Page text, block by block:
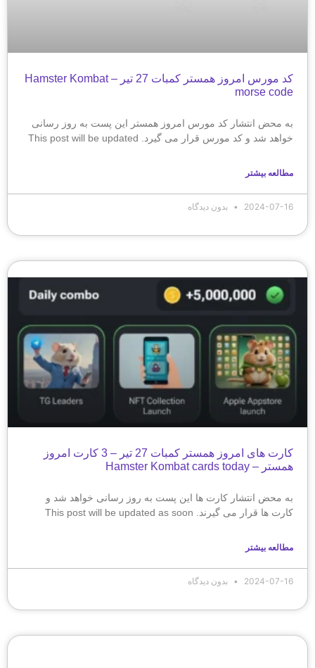
کد مورس امروز همستر کمبات 27 تیر – Hamster Kombat
morse code
به محض انتشار کد مورس امروز همستر این پست به روز رسانی
خواهد شد و کد مورس قرار می گیرد. This post will be updated
مطالعه بیشتر
2024-07-16 بدون دیدگاه
کارت های امروز همستر کمبات 27 تیر – 3 کارت امروز
همستر – Hamster Kombat cards today
به محض انتشار کارت ها این پست به روز رسانی خواهد شد و
کارت ها قرار می گیرند. This post will be updated as soon
مطالعه بیشتر
2024-07-16 بدون دیدگاه